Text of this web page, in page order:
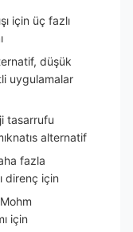
için üç fazlı
düşük
uygulamalar
tasarrufu
alternatif
fazla
direnç için
için